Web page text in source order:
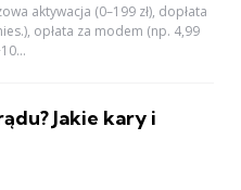
aktywacja (0–199 zł), dopłata
opłata za modem (np. 4,99
Jakie kary i